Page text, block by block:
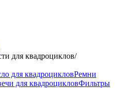
для квадроциклов/
для квадроцикловРемни
для квадроцикловФильтры